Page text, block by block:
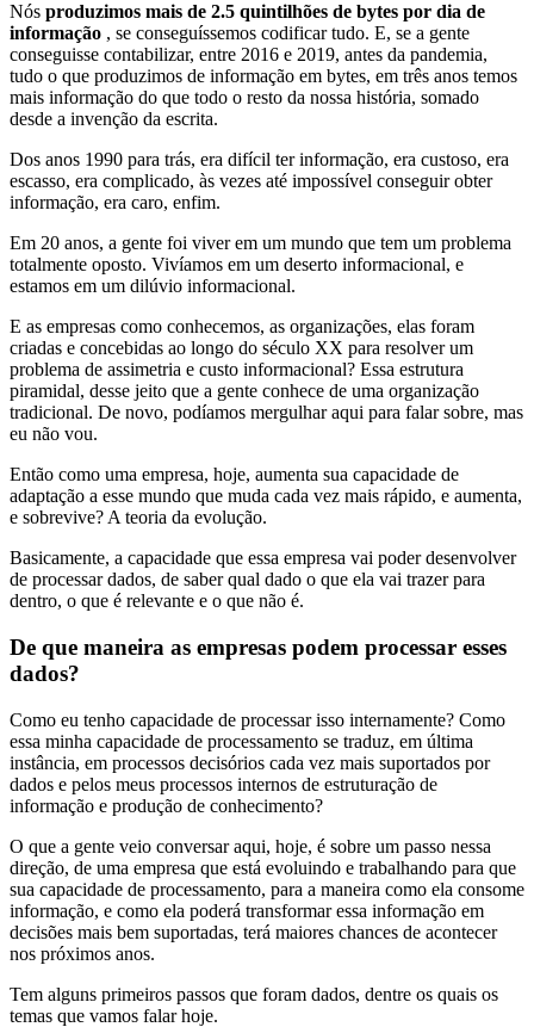
Nós produzimos mais de 2.5 quintilhões de bytes por dia de
informação , se conseguíssemos codificar tudo. E, se a gente
conseguisse contabilizar, entre 2016 e 2019, antes da pandemia,
tudo o que produzimos de informação em bytes, em três anos temos
mais informação do que todo o resto da nossa história, somado
desde a invenção da escrita.
Dos anos 1990 para trás, era difícil ter informação, era custoso, era
escasso, era complicado, às vezes até impossível conseguir obter
informação, era caro, enfim.
Em 20 anos, a gente foi viver em um mundo que tem um problema
totalmente oposto. Vivíamos em um deserto informacional, e
estamos em um dilúvio informacional.
E as empresas como conhecemos, as organizações, elas foram
criadas e concebidas ao longo do século XX para resolver um
problema de assimetria e custo informacional? Essa estrutura
piramidal, desse jeito que a gente conhece de uma organização
tradicional. De novo, podíamos mergulhar aqui para falar sobre, mas
eu não vou.
Então como uma empresa, hoje, aumenta sua capacidade de
adaptação a esse mundo que muda cada vez mais rápido, e aumenta,
e sobrevive? A teoria da evolução.
Basicamente, a capacidade que essa empresa vai poder desenvolver
de processar dados, de saber qual dado o que ela vai trazer para
dentro, o que é relevante e o que não é.
De que maneira as empresas podem processar esses
dados?
Como eu tenho capacidade de processar isso internamente? Como
essa minha capacidade de processamento se traduz, em última
instância, em processos decisórios cada vez mais suportados por
dados e pelos meus processos internos de estruturação de
informação e produção de conhecimento?
O que a gente veio conversar aqui, hoje, é sobre um passo nessa
direção, de uma empresa que está evoluindo e trabalhando para que
sua capacidade de processamento, para a maneira como ela consome
informação, e como ela poderá transformar essa informação em
decisões mais bem suportadas, terá maiores chances de acontecer
nos próximos anos.
Tem alguns primeiros passos que foram dados, dentre os quais os
temas que vamos falar hoje.